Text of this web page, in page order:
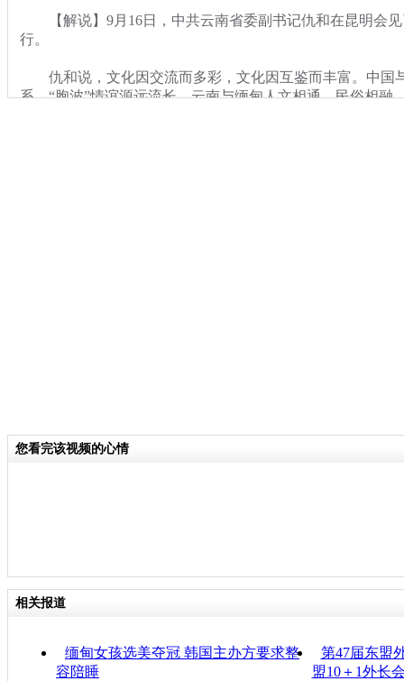
【解说】9月16日，中共云南省委副书记仇和在昆明会见
行。
仇和说，文化因交流而多彩，文化因互鉴而丰富。中国
系，“胞波”情谊源远流长。云南与缅甸人文相通、民俗相融
您看完该视频的心情
相关报道
缅甸女孩选美夺冠 韩国主办方要求整
容陪睡
第47届东盟
盟10＋1外长